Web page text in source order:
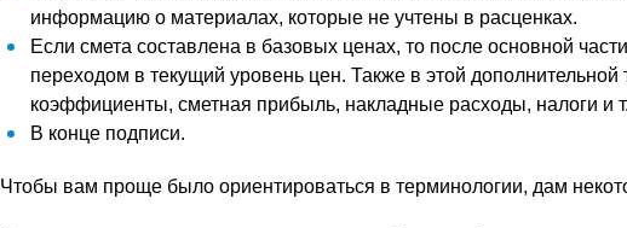
информацию о материалах, которые не учтены в расценках.
Если смета составлена в базовых ценах, то после основной
переходом в текущий уровень цен. Также в этой дополнительной
коэффициенты, сметная прибыль, накладные расходы, налоги и
В конце подписи.
Чтобы вам проще было ориентироваться в терминологии, дам